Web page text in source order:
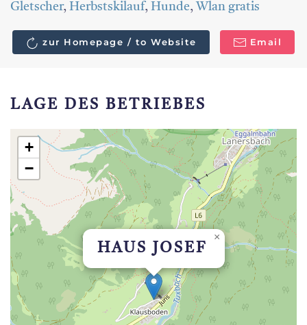
Gletscher, Herbstskilauf, Hunde, Wlan gratis
zur Homepage / to Website Email
LAGE DES BETRIEBES
HAUS JOSEF
×
+
−